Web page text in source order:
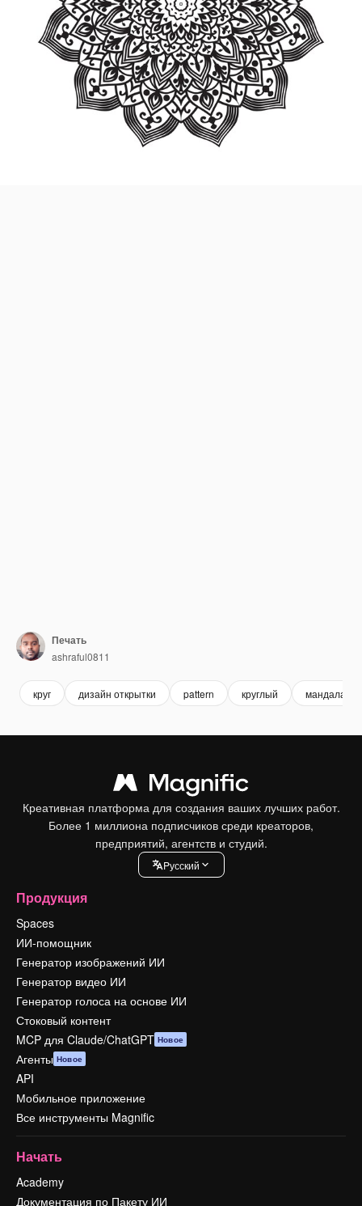
Печать
ashraful0811
круг дизайн открытки pattern круглый мандала
Креативная платформа для создания ваших лучших работ.
Более 1 миллиона подписчиков среди креаторов,
предприятий, агентств и студий.
Pусский
Продукция
Spaces
ИИ-помощник
Генератор изображений ИИ
Генератор видео ИИ
Генератор голоса на основе ИИ
Стоковый контент
MCP для Claude/ChatGPT Новое
Агенты Новое
API
Мобильное приложение
Все инструменты Magnific
Начать
Academy
Документация по Пакету ИИ